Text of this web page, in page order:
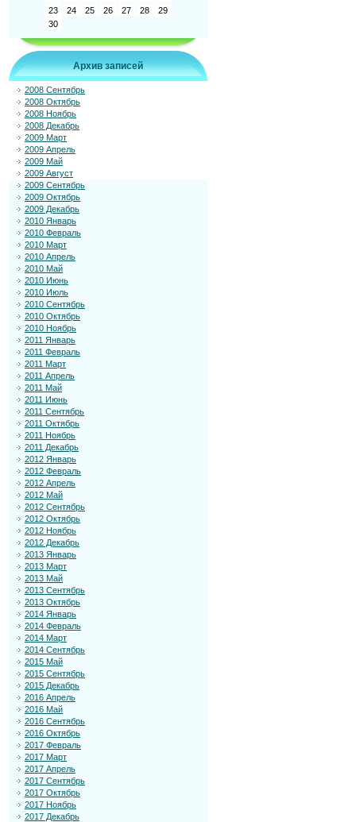
23
24 25 26 27 28
29
30
Архив записей
2008 Сентябрь
2008 Октябрь
2008 Ноябрь
2008 Декабрь
2009 Март
2009 Апрель
2009 Май
2009 Август
2009 Сентябрь
2009 Октябрь
2009 Декабрь
2010 Январь
2010 Февраль
2010 Март
2010 Апрель
2010 Май
2010 Июнь
2010 Июль
2010 Сентябрь
2010 Октябрь
2010 Ноябрь
2011 Январь
2011 Февраль
2011 Март
2011 Апрель
2011 Май
2011 Июнь
2011 Сентябрь
2011 Октябрь
2011 Ноябрь
2011 Декабрь
2012 Январь
2012 Февраль
2012 Апрель
2012 Май
2012 Сентябрь
2012 Октябрь
2012 Ноябрь
2012 Декабрь
2013 Январь
2013 Март
2013 Май
2013 Сентябрь
2013 Октябрь
2014 Январь
2014 Февраль
2014 Март
2014 Сентябрь
2015 Май
2015 Сентябрь
2015 Декабрь
2016 Апрель
2016 Май
2016 Сентябрь
2016 Октябрь
2017 Февраль
2017 Март
2017 Апрель
2017 Сентябрь
2017 Октябрь
2017 Ноябрь
2017 Декабрь